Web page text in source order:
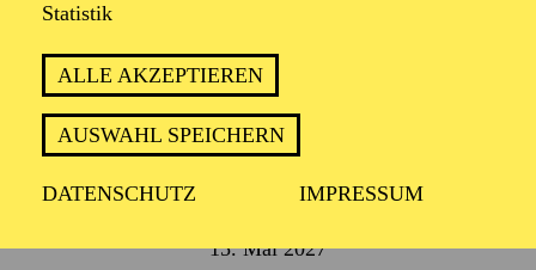
Statistik
ALLE AKZEPTIEREN
AUSWAHL SPEICHERN
DATENSCHUTZ IMPRESSUM
EIN ZAR UNDERCOVER: LORTZINGS
OPERNKLASSIKER ÜBER
VERWECHSLUNG, MACHT UND
HUMOR
15. Mai 2027